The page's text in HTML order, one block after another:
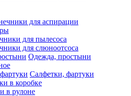
для аспирации
для пылесоса
для слюноотсоса
Одежда, простыни
Салфетки, фартуки
в коробке
в рулоне